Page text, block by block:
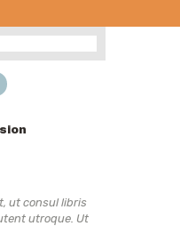
ut consul libris
utroque. Ut